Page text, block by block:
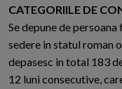
CATEGORIILE DE
Se depune de
sedere in statul roman
depasesc in total 183
12 luni consecutive,